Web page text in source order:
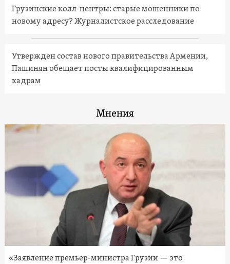
Грузинские колл-центры: старые мошенники по
новому адресу? Журналистское расследование
Утвержден состав нового правительства Армении,
Пашинян обещает посты квалифицированным
кадрам
Мнения
«Заявление премьер-министра Грузии — это